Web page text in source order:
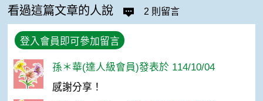
看過這篇文章的人說 2 則留言
登入會員即可參加留言
孫＊華(達人級會員)發表於 114/10/04
感謝分享！